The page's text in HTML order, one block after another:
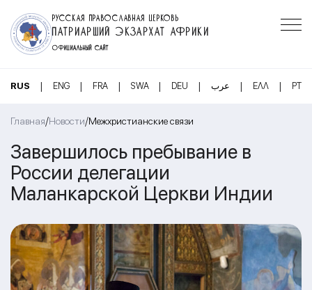
РУССКАЯ ПРАВОСЛАВНАЯ ЦЕРКОВЬ
ПАТРИАРШИЙ ЭКЗАРХАТ АФРИКИ
ОФИЦИАЛЬНЫЙ САЙТ
RUS | ENG | FRA | SWA | DEU | عرب | ΕΛΛ | PT
Главная/Новости/Межхристианские связи
Завершилось пребывание в
России делегации
Маланкарской Церкви Индии